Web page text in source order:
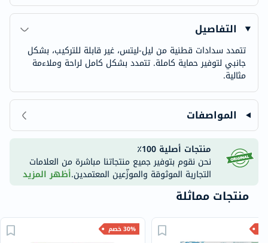
التفاصيل
تتمدد سدادات قطنية من ليل-ليتس، غير قابلة للتركيب، بشكل
جانبي لتوفير حماية كاملة. تتمدد بشكل كامل لراحة وملاءمة
مثالية.
المواصفات
منتجات أصلية 100٪
نحن نقوم بتوفير جميع منتجاتنا مباشرة من العلامات
التجارية الموثوقة والموزّعين المعتمدين.أظهر المزيد
منتجات مماثلة
30% خصم